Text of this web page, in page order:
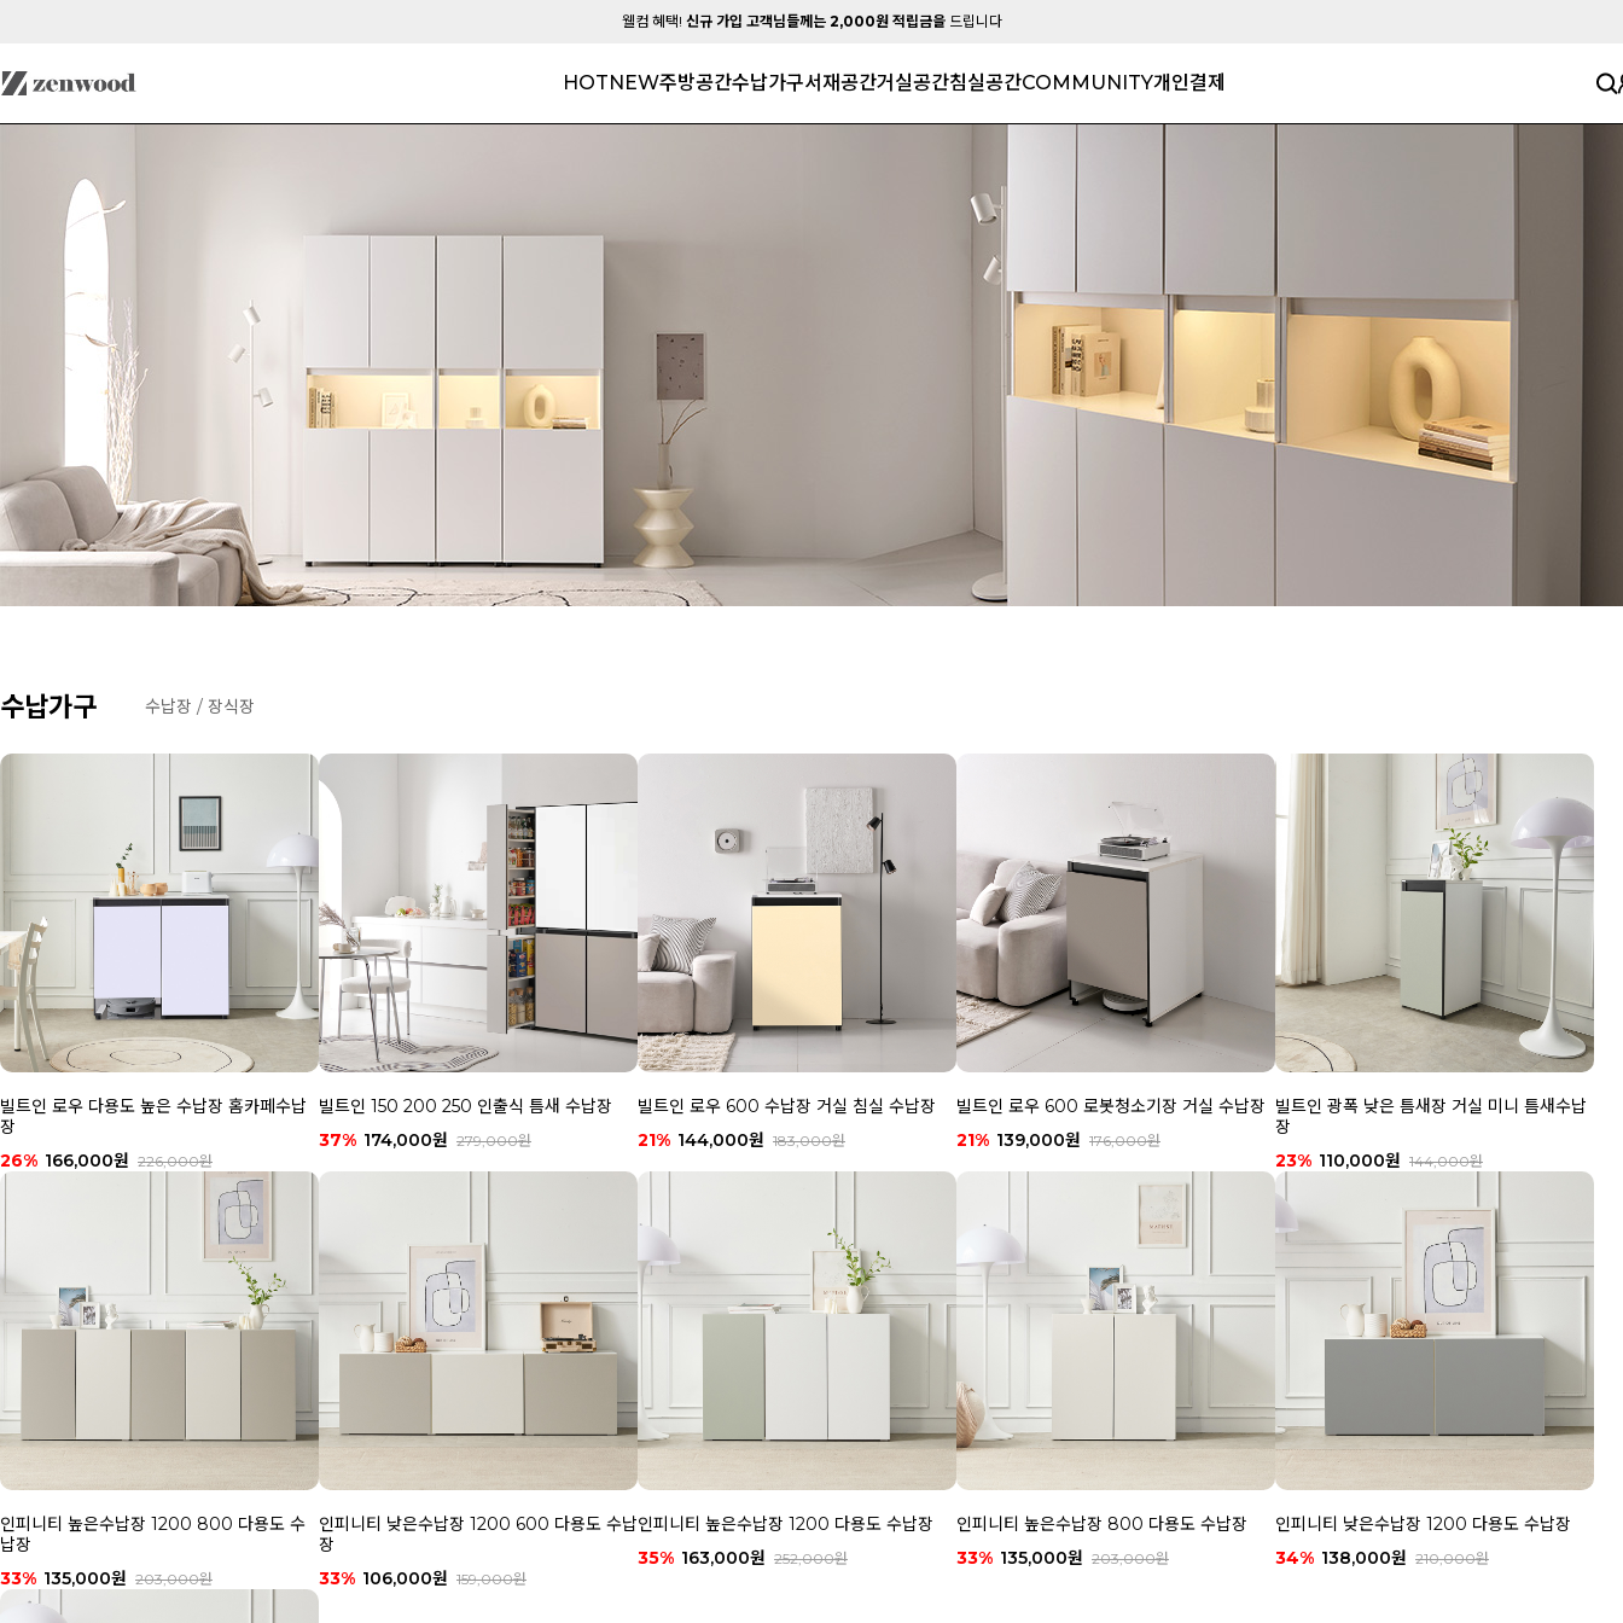
웰컴 혜택! 신규 가입 고객님들께는 2,000원 적립금을드립니다
HOTNEW주방공간수납가구서재공간거실공간침실공간COMMUNITY개인결제
수납가구 수납장 / 장식장
빌트인 로우 다용도 높은 수납장 홈카페수납
장
26% 166,000원 226,000원
빌트인 150 200 250 인출식 틈새 수납장
37% 174,000원 279,000원
빌트인 로우 600 수납장 거실 침실 수납장
21% 144,000원 183,000원
빌트인 로우 600 로봇청소기장 거실 수납장
21% 139,000원 176,000원
빌트인 광폭 낮은 틈새장 거실 미니 틈새수납
장
23% 110,000원 144,000원
인피니티 높은수납장 1200 800 다용도 수
납장
33% 135,000원 203,000원
인피니티 낮은수납장 1200 600 다용도 수납
장
33% 106,000원 159,000원
인피니티 높은수납장 1200 다용도 수납장
35% 163,000원 252,000원
인피니티 높은수납장 800 다용도 수납장
33% 135,000원 203,000원
인피니티 낮은수납장 1200 다용도 수납장
34% 138,000원 210,000원